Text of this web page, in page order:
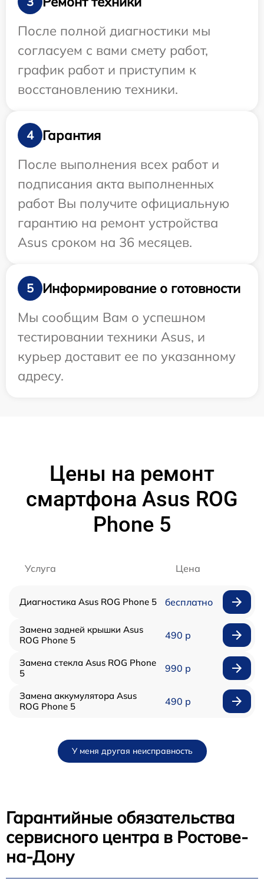
После полной диагностики мы
согласуем с вами смету работ,
график работ и приступим к
восстановлению техники.
4
Гарантия
После выполнения всех работ и
подписания акта выполненных
работ Вы получите официальную
гарантию на ремонт устройства
Asus сроком на 36 месяцев.
5
Информирование о готовности
Мы сообщим Вам о успешном
тестировании техники Asus, и
курьер доставит ее по указанному
адресу.
Цены на ремонт
смартфона Asus ROG
Phone 5
Услуга Цена
Диагностика Asus ROG Phone 5 бесплатно
Замена задней крышки Asus
ROG Phone 5
490 р
Замена стекла Asus ROG Phone
5
990 р
Замена аккумулятора Asus
ROG Phone 5
490 р
У меня другая неисправность
Гарантийные обязательства
сервисного центра в Ростове-
на-Дону